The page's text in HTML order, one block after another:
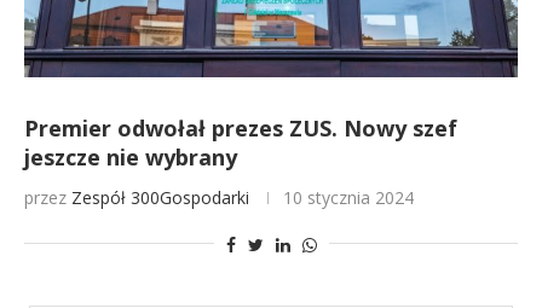
Premier odwołał prezes ZUS. Nowy szef
jeszcze nie wybrany
przez Zespół 300Gospodarki 10 stycznia 2024